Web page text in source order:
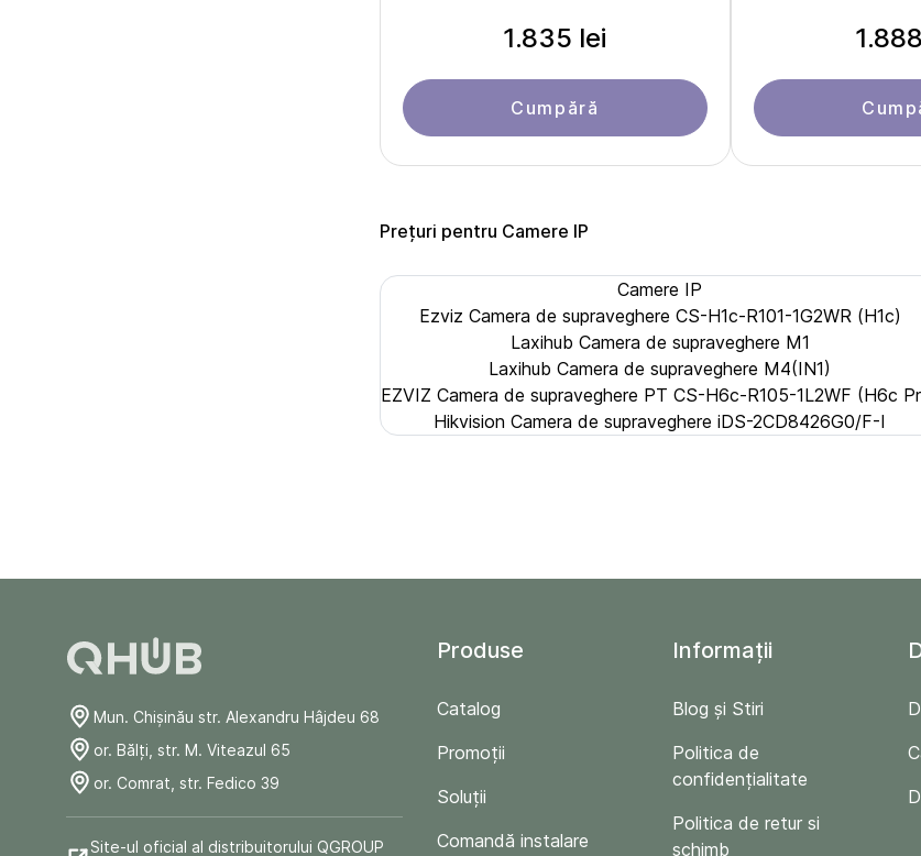
1.835 lei
Cumpără
Prețuri pentru Camere IP
Camere IP
Ezviz Camera de supraveghere CS-H1c-R101-1G2WR (H1c)
Laxihub Camera de supraveghere M1
Laxihub Camera de supraveghere M4(IN1)
EZVIZ Camera de supraveghere PT CS-H6c-R105-1L2WF (H6c
Hikvision Camera de supraveghere iDS-2CD8426G0/F-I
Mun. Chişinău str. Alexandru Hâjdeu 68
or. Bălți, str. M. Viteazul 65
or. Comrat, str. Fedico 39
Site-ul oficial al distribuitorului QGROUP
Produse
Catalog
Promoții
Soluții
Comandă instalare
Informații
Blog și Stiri
Politica de
confidențialitate
Politica de retur si
schimb